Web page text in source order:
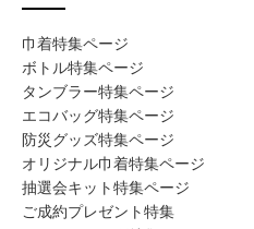
巾着特集ページ
ボトル特集ページ
タンブラー特集ページ
エコバッグ特集ページ
防災グッズ特集ページ
オリジナル巾着特集ページ
抽選会キット特集ページ
ご成約プレゼント特集